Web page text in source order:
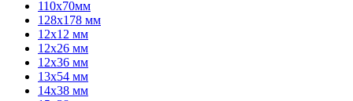
110х70мм
128х178 мм
12x12 мм
12x26 мм
12x36 мм
13x54 мм
14x38 мм